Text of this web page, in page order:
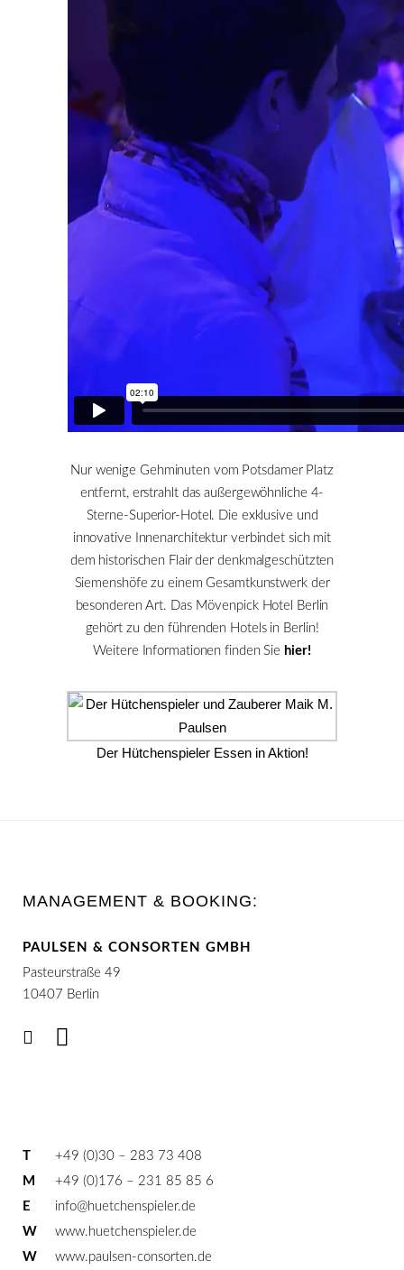
Nur wenige Gehminuten vom Potsdamer Platz
entfernt, erstrahlt das außergewöhnliche 4-
Sterne-Superior-Hotel. Die exklusive und
innovative Innenarchitektur verbindet sich mit
dem historischen Flair der denkmalgeschützten
Siemenshöfe zu einem Gesamtkunstwerk der
besonderen Art. Das Mövenpick Hotel Berlin
gehört zu den führenden Hotels in Berlin!
Weitere Informationen finden Sie hier!
Der Hütchenspieler Essen in Aktion!
MANAGEMENT & BOOKING:
PAULSEN & CONSORTEN GMBH
Pasteurstraße 49
10407 Berlin
T
+49 (0)30 – 283 73 408
M
+49 (0)176 – 231 85 85 6
E
info@huetchenspieler.de
W
www.huetchenspieler.de
W
www.paulsen-consorten.de